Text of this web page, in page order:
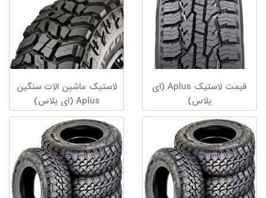
قیمت لاستیک Aplus (ای
پلاس)
لاستیک ماشین الات سنگین
Aplus (ای پلاس)